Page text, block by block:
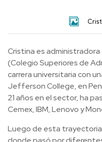
Cristina es administradora
(Colegio Superiores de
carrera universitaria con
Jefferson College, en
21 años en el sector, ha
Cemex, IBM, Lenovo y
Luego de esta